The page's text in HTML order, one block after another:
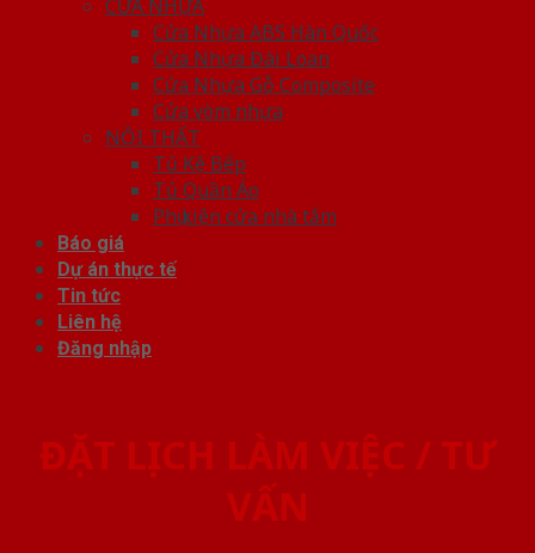
CỬA NHỰA
Cửa Nhựa ABS Hàn Quốc
Cửa Nhựa Đài Loan
Cửa Nhựa Gỗ Composite
Cửa vòm nhựa
NỘI THẤT
Tủ Kệ Bếp
Tủ Quần Áo
Phụ kiện cửa nhà tắm
Báo giá
Dự án thực tế
Tin tức
Liên hệ
Đăng nhập
ĐẶT LỊCH LÀM VIỆC / TƯ
VẤN